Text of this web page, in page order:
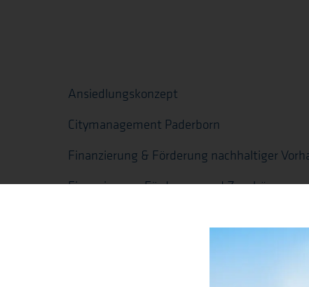
Ansiedlungskonzept
Citymanagement Paderborn
Finanzierung & Förderung nachhaltiger
Finanzierung, Förderung und Zuschüsse